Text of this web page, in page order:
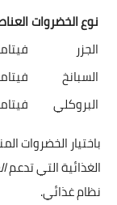
نوع الخضروات
الجزر
السبانخ
البروكلي
باختيار الخضروات
الغذائية التي تدعم
نظام غذائي.